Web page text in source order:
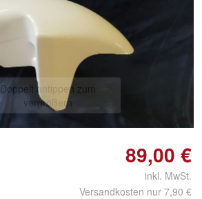
Doppelt antippen zum
vergrößern
89,00 €
inkl. MwSt.
Versandkosten nur 7,90 €